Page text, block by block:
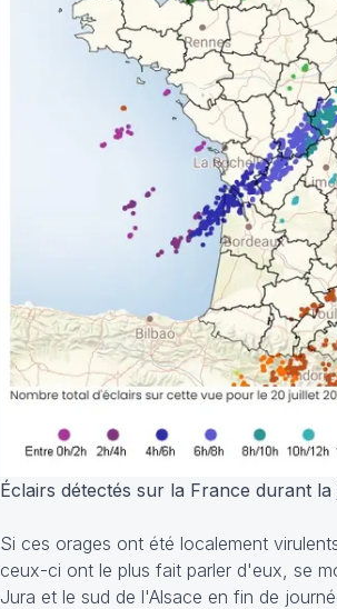
Éclairs détectés sur la France durant
Si ces orages ont été localement
ceux-ci ont le plus fait parler d'eux, se
Jura et le sud de l'Alsace en fin de